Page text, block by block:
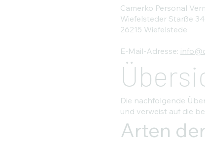
Camerko Personal
Wiefelsteder Starße 34
26215 Wiefelstede
E-Mail-Adresse:
Die nachfolgende
und verweist auf die
Arten